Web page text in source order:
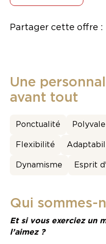
Qui sommes-
Et si vous exerciez un
l’aimez ?
Partager cette offre :
Une
avant tout
Ponctualité
Flexibilité
Dynamisme Esprit